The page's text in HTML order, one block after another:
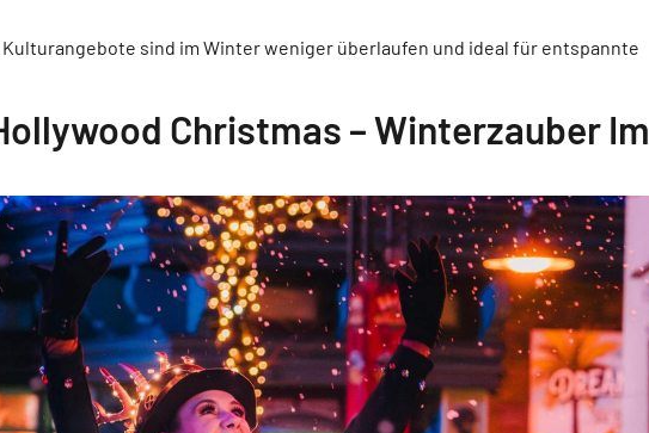
sind im Winter weniger überlaufen und ideal für entspannte
Christmas – Winterzauber Im